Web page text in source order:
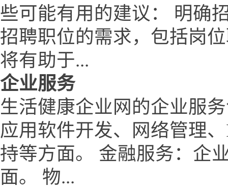
些可能有用的建议： 明确
招聘职位的需求，包括岗
将有助于...
企业服务
生活健康企业网的企业服
应用软件开发、网络管理
持等方面。 金融服务：企
面。 物...